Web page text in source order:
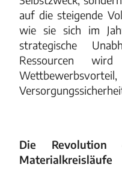
auf die steigende
wie sie sich im
strategische
Ressourcen
Die Revolution
Materialkreisläufe